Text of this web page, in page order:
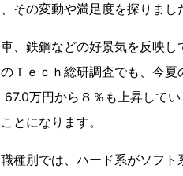
その変動や満足度を探りまし
、鉄鋼などの好景気を反映
Ｔｅｃｈ総研調査でも、今
67.0万円から８％も上昇して
とになります。
職種別では、ハード系がソフ